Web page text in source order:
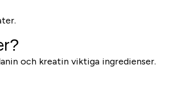
och kreatin viktiga ingredienser.